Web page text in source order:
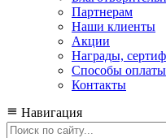
Партнерам
Наши клиенты
Акции
Награды,
Способы оплаты
Контакты
Навигация